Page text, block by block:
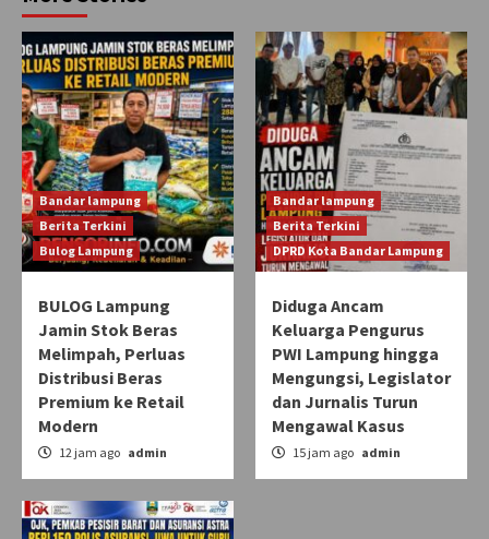
Bandar lampung
Berita Terkini
Bulog Lampung
BULOG Lampung
Jamin Stok Beras
Melimpah, Perluas
Distribusi Beras
Premium ke Retail
Modern
12 jam ago admin
Bandar lampung
Berita Terkini
DPRD Kota Bandar Lampung
Diduga Ancam
Keluarga Pengurus
PWI Lampung hingga
Mengungsi, Legislator
dan Jurnalis Turun
Mengawal Kasus
15 jam ago admin